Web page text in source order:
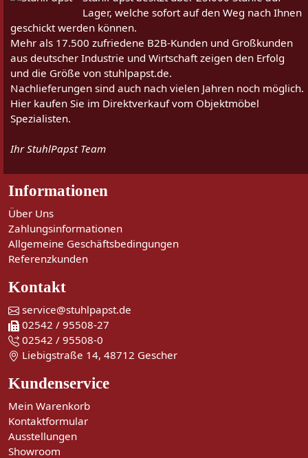
Lager, welche sofort auf den Weg nach Ihnen
geschickt werden können.
Mehr als 17.500 zufriedene B2B-Kunden und Großkunden
aus deutscher Industrie und Wirtschaft zeigen den Erfolg
und die Größe von stuhlpapst.de.
Nachlieferungen sind auch nach vielen Jahren noch möglich.
Hier kaufen Sie im Direktverkauf vom Objektmöbel
Spezialisten.
Ihr StuhlPapst Team
Informationen
Über Uns
Zahlungsinformationen
Allgemeine Geschäftsbedingungen
Referenzkunden
Kontakt
service@stuhlpapst.de
02542 / 95508-27
02542 / 95508-0
Liebigstraße 14, 48712 Gescher
Kundenservice
Mein Warenkorb
Kontaktformular
Ausstellungen
Showroom